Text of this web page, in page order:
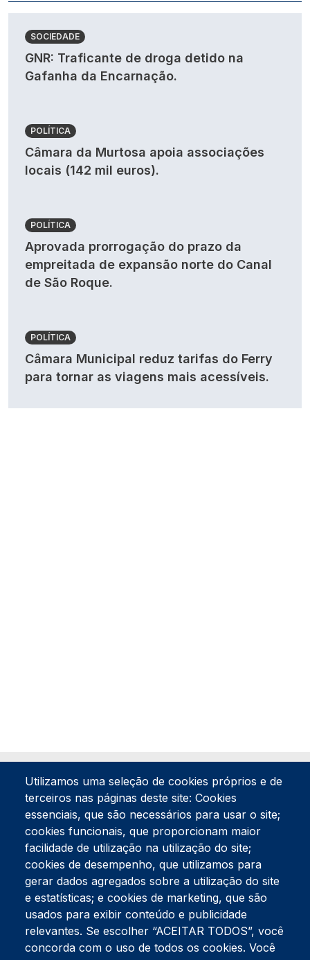
SOCIEDADE
GNR: Traficante de droga detido na
Gafanha da Encarnação.
POLÍTICA
Câmara da Murtosa apoia associações
locais (142 mil euros).
POLÍTICA
Aprovada prorrogação do prazo da
empreitada de expansão norte do Canal
de São Roque.
POLÍTICA
Câmara Municipal reduz tarifas do Ferry
para tornar as viagens mais acessíveis.
Tel:234 390 100Fax:234 390 100
Endereço Postal
Apartado 42
Rua Gil Eanes 31
3834-908 Gafanha da Nazaré
Estúdios
Utilizamos uma seleção de cookies próprios e de
terceiros nas páginas deste site: Cookies
essenciais, que são necessários para usar o site;
cookies funcionais, que proporcionam maior
facilidade de utilização na utilização do site;
cookies de desempenho, que utilizamos para
gerar dados agregados sobre a utilização do site
e estatísticas; e cookies de marketing, que são
usados para exibir conteúdo e publicidade
relevantes. Se escolher “ACEITAR TODOS”, você
concorda com o uso de todos os cookies. Você